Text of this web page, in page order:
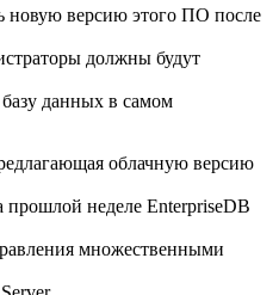
новую версию этого ПО после
должны будут
данных в самом
облачную версию
прошлой неделе EnterpriseDB
множественными